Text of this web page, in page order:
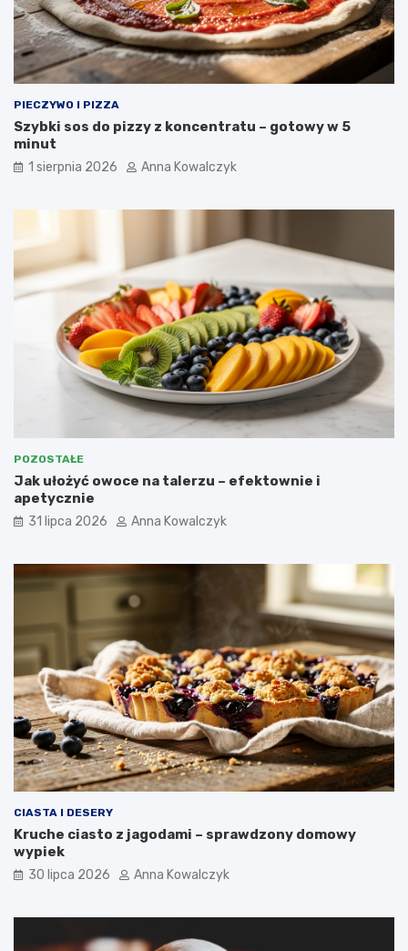
PIECZYWO I PIZZA
Szybki sos do pizzy z koncentratu – gotowy w 5
minut
1 sierpnia 2026 Anna Kowalczyk
POZOSTAŁE
Jak ułożyć owoce na talerzu – efektownie i
apetycznie
31 lipca 2026 Anna Kowalczyk
CIASTA I DESERY
Kruche ciasto z jagodami – sprawdzony domowy
wypiek
30 lipca 2026 Anna Kowalczyk